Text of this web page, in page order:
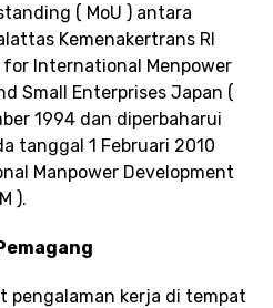
( MoU ) antara
Kemenakertrans RI
International Menpower
Small Enterprises Japan (
1994 dan diperbaharui
tanggal 1 Februari 2010
Manpower Development
).
pengalaman kerja di tempat